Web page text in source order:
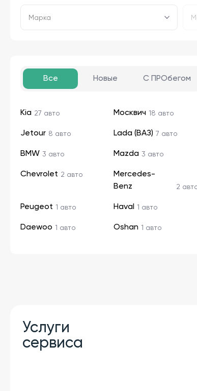
Марка
Все Новые С ПРОбегом
Kia 27 авто Москвич 18 авто
Jetour 8 авто Lada (ВАЗ) 7 авто
BMW 3 авто Mazda 3 авто
Chevrolet 2 авто
Mercedes-
Benz
2
Peugeot 1 авто Haval 1 авто
Daewoo 1 авто Oshan 1 авто
Услуги
сервиса